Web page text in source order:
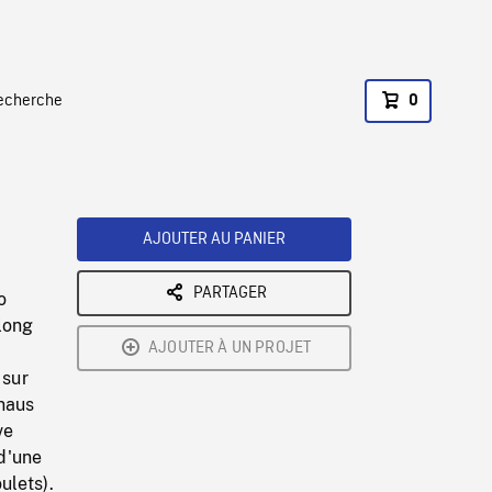
0
AJOUTER AU PANIER
PARTAGER
AJOUTER À UN PROJET